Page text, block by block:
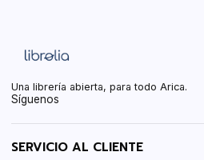
Una librería abierta, para todo Arica.
Síguenos
SERVICIO AL CLIENTE